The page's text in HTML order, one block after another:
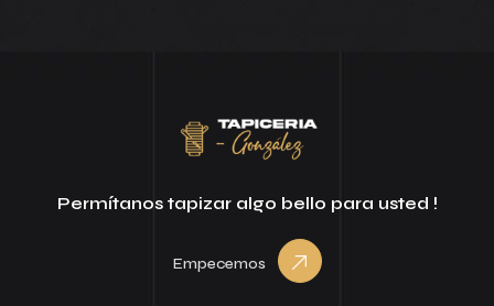
Permítanos tapizar algo bello para usted !
Empecemos